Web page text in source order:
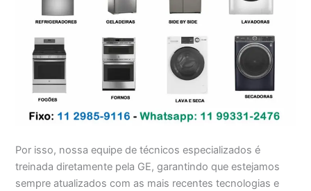
Por isso, nossa equipe de técnicos especializados é
treinada diretamente pela GE, garantindo que estejamos
sempre atualizados com as mais recentes tecnologias e